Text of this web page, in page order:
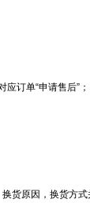
应订单“申请售后” ；
货原因，换货方